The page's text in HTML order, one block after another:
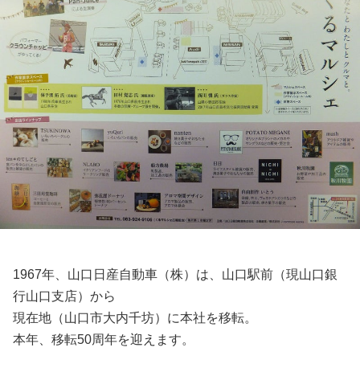
1967年、山口日産自動車（株）は、山口駅前（現山口銀
行山口支店）から
現在地（山口市大内千坊）に本社を移転。
本年、移転50周年を迎えます。